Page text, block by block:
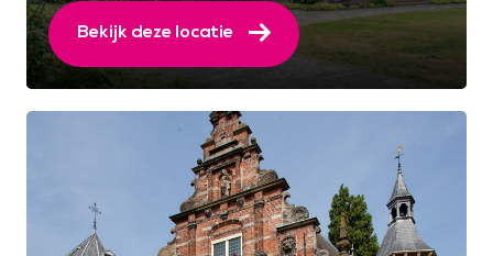
Bekijk deze locatie